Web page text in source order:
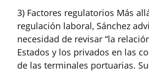
3) Factores regulatorios Más
regulación laboral, Sánchez
necesidad de revisar “la
Estados y los privados en las
de las terminales portuarias.